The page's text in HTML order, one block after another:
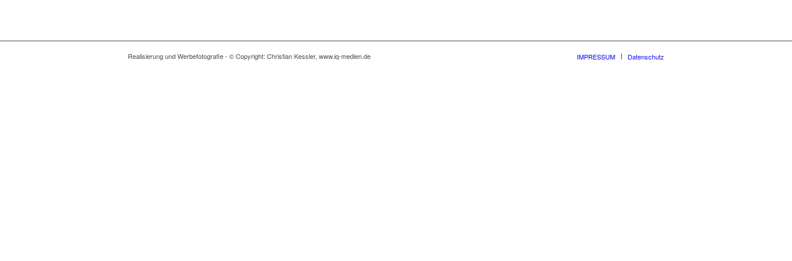
Realisierung und Werbefotografie - © Copyright: Christian Kessler, www.iq-medien.de IMPRESSUM Datenschutz